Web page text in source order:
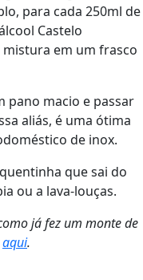
para cada 250ml de
Castelo
em um frasco
pano macio e passar
aliás, é uma ótima
de inox.
que sai do
ou a lava-louças.
já fez um monte de
aqui.